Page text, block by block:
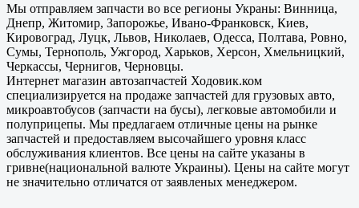
Мы отправляем запчасти во все регионы Украны: Винница,
Днепр, Житомир, Запорожье, Ивано-Франковск, Киев,
Кировоград, Луцк, Львов, Николаев, Одесса, Полтава, Ровно,
Сумы, Тернополь, Ужгород, Харьков, Херсон, Хмельницкий,
Черкассы, Чернигов, Черновцы.
Интернет магазин автозапчастей Ходовик.ком
специализируется на продаже запчастей для грузовых авто,
микроавтобусов (запчасти на бусы), легковые автомобили и
полуприцепы. Мы предлагаем отличные цены на рынке
запчастей и предоставляем высочайшего уровня класс
обслуживания клиентов. Все цены на сайте указаны в
гривне(национальной валюте Украины). Цены на сайте могут
не значительно отличатся от заявленых менеджером.